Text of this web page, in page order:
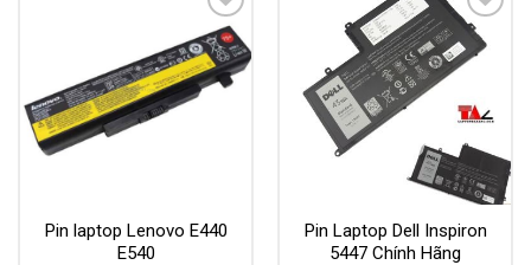
Add to
Wishlist
Pin laptop Lenovo E440
E540
Add to
Wishlist
Pin Laptop Dell Inspiron
5447 Chính Hãng